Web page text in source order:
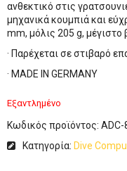
ανθεκτικό στις
μηχανικά κουμπιά και
mm, μόλις 205 g,
· Παρέχεται σε στιβαρό
· MADE IN GERMANY
Εξαντλημένο
Κωδικός προϊόντος: ADC-
Κατηγορία: Dive